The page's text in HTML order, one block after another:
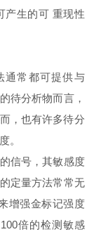
产生的可 重现性
通常都可提供与
待分析物而言，
，也有许多待分
。
信号，其敏感度
定量方法常常无
增强金标记强度
倍的检测敏感